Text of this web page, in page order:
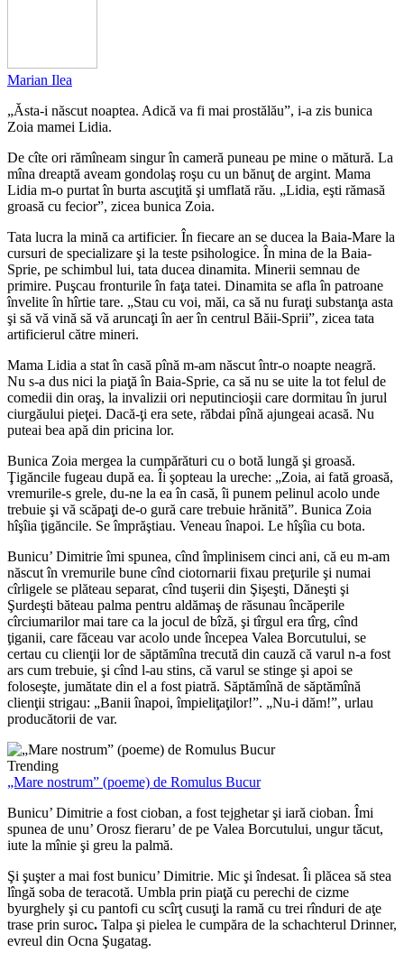
Marian Ilea
„Ăsta-i născut noaptea. Adică va fi mai prostălău”, i-a zis bunica
Zoia mamei Lidia.
De cîte ori rămîneam singur în cameră puneau pe mine o mătură. La
mîna dreaptă aveam gondolaş roşu cu un bănuţ de argint. Mama
Lidia m-o purtat în burta ascuţită şi umflată rău. „Lidia, eşti rămasă
groasă cu fecior”, zicea bunica Zoia.
Tata lucra la mină ca artificier. În fiecare an se ducea la Baia-Mare la
cursuri de specializare şi la teste psihologice. În mina de la Baia-
Sprie, pe schimbul lui, tata ducea dinamita. Minerii semnau de
primire. Puşcau fronturile în faţa tatei. Dinamita se afla în patroane
învelite în hîrtie tare. „Stau cu voi, măi, ca să nu furaţi substanţa asta
şi să vă vină să vă aruncaţi în aer în centrul Băii-Sprii”, zicea tata
artificierul către mineri.
Mama Lidia a stat în casă pînă m-am născut într-o noapte neagră.
Nu s-a dus nici la piaţă în Baia-Sprie, ca să nu se uite la tot felul de
comedii din oraş, la invalizii ori neputincioşii care dormitau în jurul
ciurgăului pieţei. Dacă-ţi era sete, răbdai pînă ajungeai acasă. Nu
puteai bea apă din pricina lor.
Bunica Zoia mergea la cumpărături cu o botă lungă şi groasă.
Ţigăncile fugeau după ea. Îi şopteau la ureche: „Zoia, ai fată groasă,
vremurile-s grele, du-ne la ea în casă, îi punem pelinul acolo unde
trebuie şi vă scăpaţi de-o gură care trebuie hrănită”. Bunica Zoia
hîşîia ţigăncile. Se împrăştiau. Veneau înapoi. Le hîşîia cu bota.
Bunicu’ Dimitrie îmi spunea, cînd împlinisem cinci ani, că eu m-am
născut în vremurile bune cînd ciotornarii fixau preţurile şi numai
cîrligele se plăteau separat, cînd tuşerii din Şişeşti, Dăneşti şi
Şurdeşti băteau palma pentru aldămaş de răsunau încăperile
cîrciumarilor mai tare ca la jocul de bîză, şi tîrgul era tîrg, cînd
ţiganii, care făceau var acolo unde începea Valea Borcutului, se
certau cu clienţii lor de săptămîna trecută din cauză că varul n-a fost
ars cum trebuie, şi cînd l-au stins, că varul se stinge şi apoi se
foloseşte, jumătate din el a fost piatră. Săptămînă de săptămînă
clienţii strigau: „Banii înapoi, împieliţaţilor!”. „Nu-i dăm!”, urlau
producătorii de var.
Trending
„Mare nostrum” (poeme) de Romulus Bucur
Bunicu’ Dimitrie a fost cioban, a fost tejghetar şi iară cioban. Îmi
spunea de unu’ Orosz fieraru’ de pe Valea Borcutului, ungur tăcut,
iute la mînie şi greu la palmă.
Şi şuşter a mai fost bunicu’ Dimitrie. Mic şi îndesat. Îi plăcea să stea
lîngă soba de teracotă. Umbla prin piaţă cu perechi de cizme
byurghely şi cu pantofi cu scîrţ cusuţi la ramă cu trei rînduri de aţe
trase prin suroc. Talpa şi pielea le cumpăra de la schachterul Drinner,
evreul din Ocna Şugatag.